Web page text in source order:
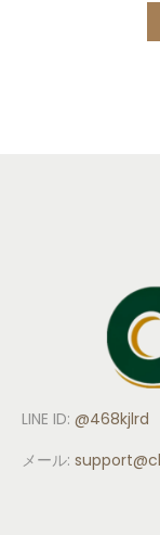
LINE ID: @468kjlrd
メール: support